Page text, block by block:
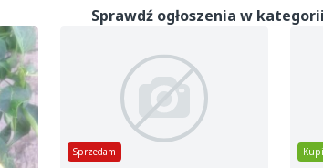
Sprawdź ogłoszenia w kategorii
Sprzedam